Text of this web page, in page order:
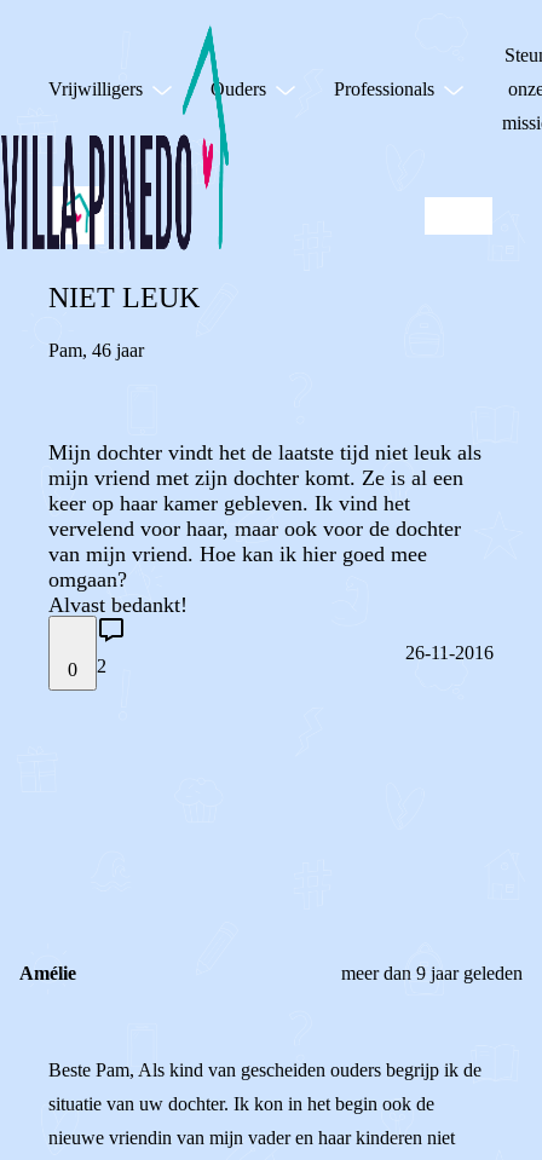
Vrijwilligers Ouders Professionals
NIET LEUK
Pam, 46 jaar
Mijn dochter vindt het de laatste tijd niet leuk als
mijn vriend met zijn dochter komt. Ze is al een
keer op haar kamer gebleven. Ik vind het
vervelend voor haar, maar ook voor de dochter
van mijn vriend. Hoe kan ik hier goed mee
omgaan?
Alvast bedankt!
0 2
26-11-2016
Amélie meer dan 9 jaar geleden
Beste Pam, Als kind van gescheiden ouders begrijp ik de
situatie van uw dochter. Ik kon in het begin ook de
nieuwe vriendin van mijn vader en haar kinderen niet